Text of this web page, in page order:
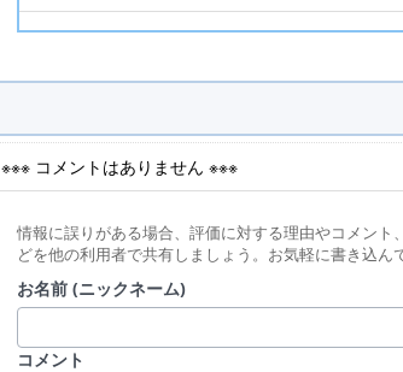
※※※ コメントはありません ※※※
情報に誤りがある場合、評価に対する理由やコメン
どを他の利用者で共有しましょう。お気軽に書き込ん
お名前 (ニックネーム)
コメント